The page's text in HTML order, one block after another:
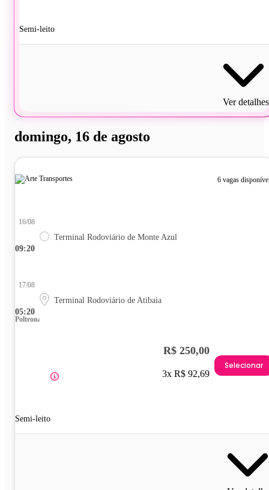
Semi-leito
Ver detalhes
domingo, 16 de agosto
6 vagas
09:20
16/08
Terminal Rodoviário de Monte Azul
05:20
17/08
Terminal Rodoviário de Atibaia
Poltrona
Semi-leito
R$ 250,00
3x R$ 92,69
Selecionar